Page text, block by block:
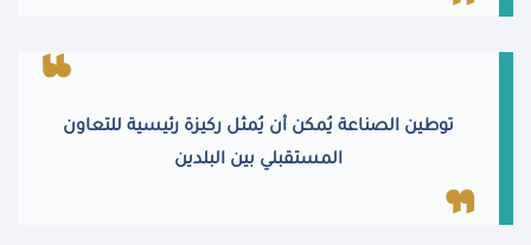
توطين الصناعة يُمكن أن يُمثل ركيزة رئيسية للتعاون
المستقبلي بين البلدين